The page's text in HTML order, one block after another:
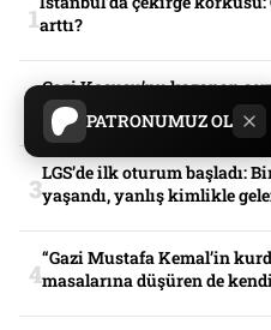
PATRONUMUZ OL
arttı?
Gazi Koşusu’nu kazanan
ikramiye
LGS’de ilk oturum başladı:
yaşandı, yanlış kimlikle
“Gazi Mustafa Kemal’in
masalarına düşüren de